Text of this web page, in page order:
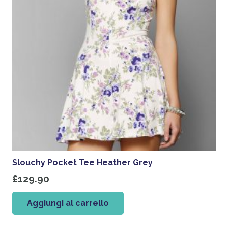
Slouchy Pocket Tee Heather Grey
£129.90
Aggiungi al carrello